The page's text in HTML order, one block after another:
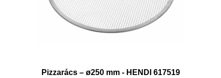
Pizzarács – ø250 mm - HENDI 617519